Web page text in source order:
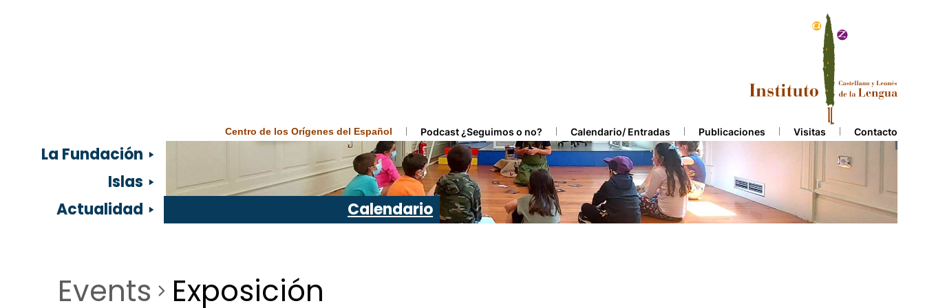
Centro de los Orígenes del Español Podcast ¿Seguimos o no? Calendario/ Entradas Publicaciones Visitas Contacto
La Fundación
Islas
Actualidad
Calendario
Events Exposición